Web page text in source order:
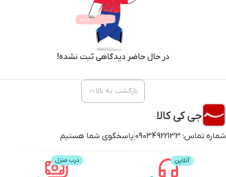
در حال حاضر دیدگاهی ثبت نشده!
جی کی کالا
شماره تماس: 09034922133 پاسخگوی شما هستیم
بازگشت به بالا